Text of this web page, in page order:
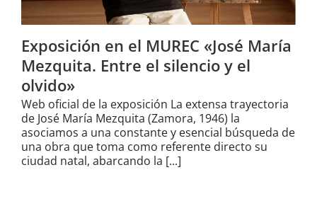
Exposición en el MUREC «José María
Mezquita. Entre el silencio y el
olvido»
Web oficial de la exposición La extensa trayectoria
de José María Mezquita (Zamora, 1946) la
asociamos a una constante y esencial búsqueda de
una obra que toma como referente directo su
ciudad natal, abarcando la [...]